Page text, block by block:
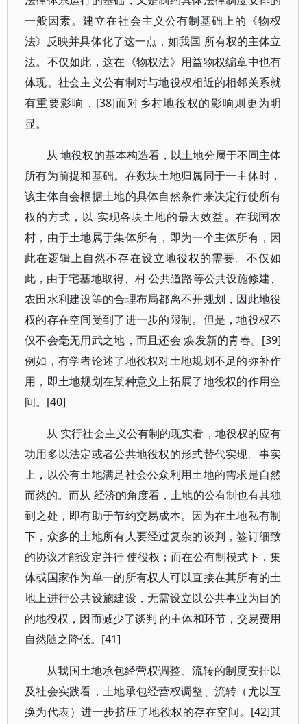
一般因素。建立在社会主义公有制基础上的《物权
法》反映并具体化了这一点，如我国 所有权的主体立
法。不仅如此，这在《物权法》用益物权编章中也有
体现。社会主义公有制对与地役权相近的相邻关系就
有重要影响，[38]而对乡村地役权的影响则更为明
显。
从 地役权的基本构造看，以土地分属于不同主体
所有为前提和基础。在数块土地归属同于一主体时，
该主体自会根据土地的具体自然条件来决定行使所有
权的方式，以 实现各块土地的最大效益。在我国农
村，由于土地属于集体所有，即为一个主体所有，因
此在逻辑上自然不存在设立地役权的需要。不仅如
此，由于宅基地取得、村 公共道路等公共设施修建、
农田水利建设等的合理布局都离不开规划，因此地役
权的存在空间受到了进一步的限制。但是，地役权不
仅不会毫无用武之地，而且还会 焕发新的青春。[39]
例如，有学者论述了地役权对土地规划不足的弥补作
用，即土地规划在某种意义上拓展了地役权的作用空
间。[40]
从 实行社会主义公有制的现实看，地役权的应有
功用多以法定或者公共地役权的形式替代实现。事实
上，以公有土地满足社会公众利用土地的需求是自然
而然的。而从 经济的角度看，土地的公有制也有其独
到之处，即有助于节约交易成本。因为在土地私有制
下，众多的土地所有人要经过复杂的谈判，签订细致
的协议才能设定并行 使役权；而在公有制模式下，集
体或国家作为单一的所有权人可以直接在其所有的土
地上进行公共设施建设，无需设立以公共事业为目的
的地役权，因而减少了谈判 的主体和环节，交易费用
自然随之降低。[41]
从我国土地承包经营权调整、流转的制度安排以
及社会实践看，土地承包经营权调整、流转（尤以互
换为代表）进一步挤压了地役权的存在空间。[42]其